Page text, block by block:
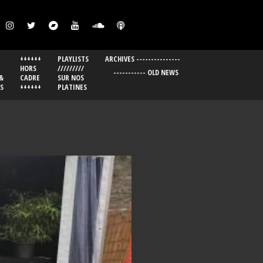
++++++
HORS
CADRE
++++++
PLAYLISTS
/////////
SUR NOS
PLATINES
ARCHIVES ---------------
----------- OLD NEWS